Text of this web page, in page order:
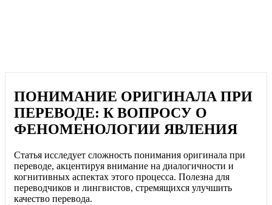
ПОНИМАНИЕ ОРИГИНАЛА ПРИ
ПЕРЕВОДЕ: К ВОПРОСУ О
ФЕНОМЕНОЛОГИИ ЯВЛЕНИЯ
Статья исследует сложность понимания оригинала при
переводе, акцентируя внимание на диалогичности и
когнитивных аспектах этого процесса. Полезна для
переводчиков и лингвистов, стремящихся улучшить
качество перевода.